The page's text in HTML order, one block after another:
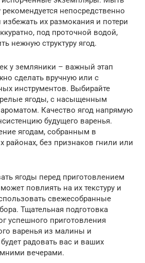
непосредственно
их размокания и потери
под проточной водой,
нежную структуру ягод.
у земляники – важный этап
сделать вручную или с
инструментов. Выбирайте
ягоды, с насыщенным
Качество ягод напрямую
будущего варенья.
ягодам, собранным в
районах, без признаков гнили или
ягоды перед приготовлением
повлиять на их текстуру и
свежесобранные
Тщательная подготовка
успешного приготовления
варенья из малины и
радовать вас и ваших
вечерами.